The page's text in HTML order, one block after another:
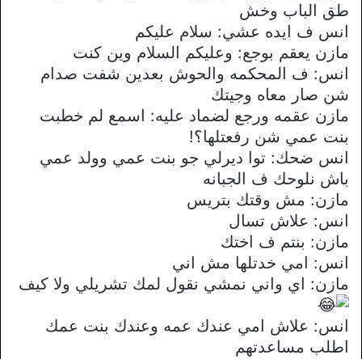
طق الباب وخش
انس ف ايده عشي: سلام عليكم
مازن يعقم بوجع: وعليكم السلام وين كنت
انس: ف المحكمه والحوش بعدين شفت صدام
شن صار معاه وجيتك
مازن عقمه ورجع لضماد عليه: اسمع لم خطبت
بنت عمي شن رفعتلها؟!
انس ضحك: توا ديرلي جو بنت عمي وولد عمي
باش نلوحك ف الجبانه
مازن: مش وقتك بتريس
انس: علاش تسال
مازن: بنتم ف اختك
انس: امي خدتلها مش اني
مازن: اي واني نمشي نقول لمك تشريلي ولا كيف
انس: علاش امي عندك عمه وعندك بنت عمك
اطلب مساعدتهم